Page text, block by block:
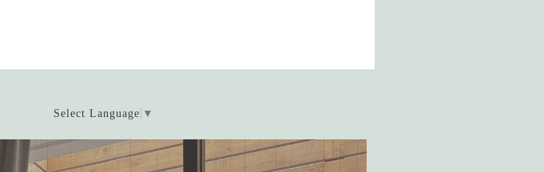
Select Language ▼